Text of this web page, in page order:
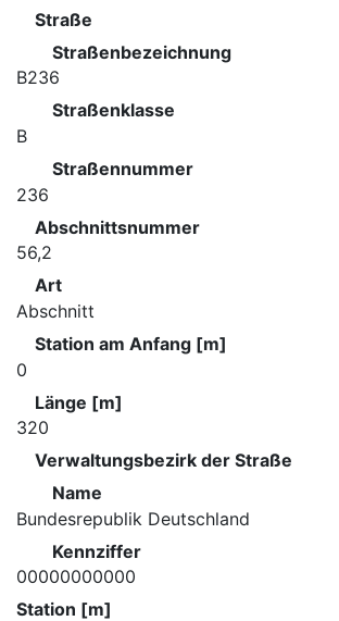
Straße
Straßenbezeichnung
B236
Straßenklasse
B
Straßennummer
236
Abschnittsnummer
56,2
Art
Abschnitt
Station am Anfang [m]
0
Länge [m]
320
Verwaltungsbezirk der Straße
Name
Bundesrepublik Deutschland
Kennziffer
00000000000
Station [m]